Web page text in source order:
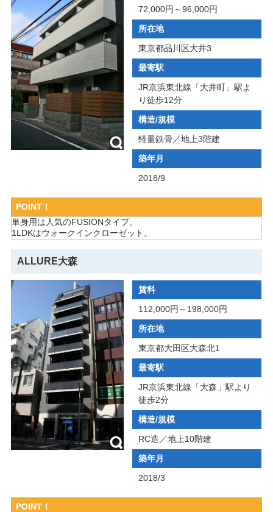
72,000円～96,000円
所在地
東京都品川区大井3
最寄駅
JR京浜東北線「大井町」駅よ
り徒歩12分
構造/規模
軽量鉄骨／地上3階建
築年月
2018/9
POINT！
単身用は人気のFUSIONタイプ。
1LDKはウォークインクローゼット。
ALLURE大森
賃料
112,000円～198,000円
所在地
東京都大田区大森北1
最寄駅
JR京浜東北線「大森」駅より
徒歩2分
構造/規模
RC造／地上10階建
築年月
2018/3
POINT！